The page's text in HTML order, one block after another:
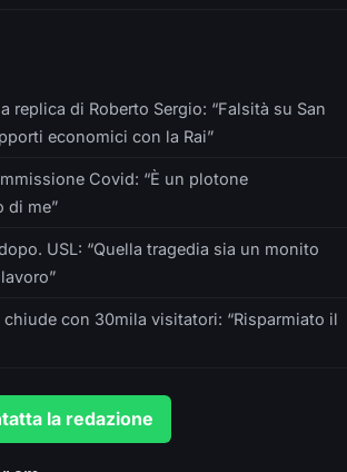
replica di Roberto Sergio: “Falsità su San
economici con la Rai”
Covid: “È un plotone
di me”
USL: “Quella tragedia sia un monito
con 30mila visitatori: “Risparmiato il
la redazione